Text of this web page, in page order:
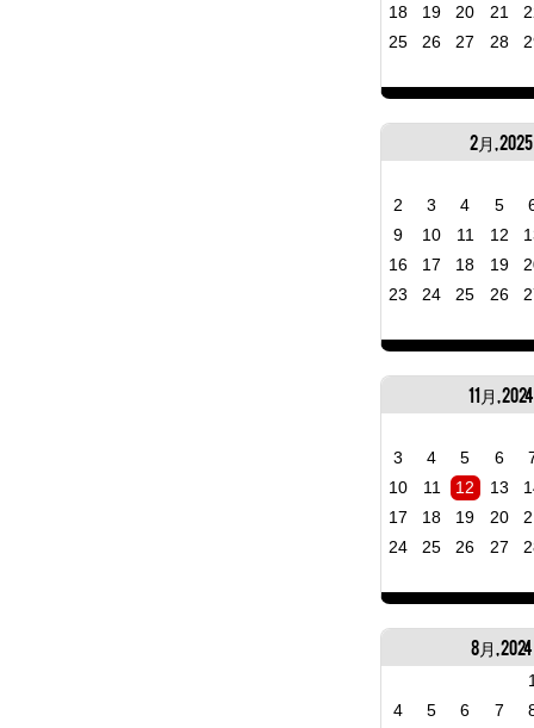
18
19 20 21
25
26 27 28
2月, 2025
2 3 4 5
9
10 11 12
16
17 18 19
23
24 25 26
11月, 2024
3 4 5 6
10
11 12 13
17
18 19 20
24
25 26 27
8月, 2024
4
5 6 7